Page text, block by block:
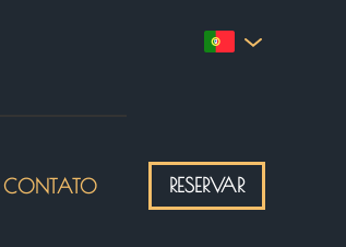
CONTATO RESERVAR